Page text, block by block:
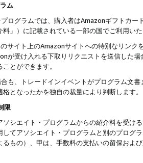
ム
ログラムでは、購入者はAmazonギフトカ
料」）に記載されている一部の国でご利用い
サイト上のAmazonサイトへの特別なリン
が受け入れる下取りリクエストを送信した
とができます。
も、トレードインイベントがプログラム文
となったかを独自の裁量により判断します。
限
ソシエイト・プログラムからの紹介料を受け
してアソシエイト・プログラムと別のプログ
るもの）、甲は、手数料の支払いの留保およ